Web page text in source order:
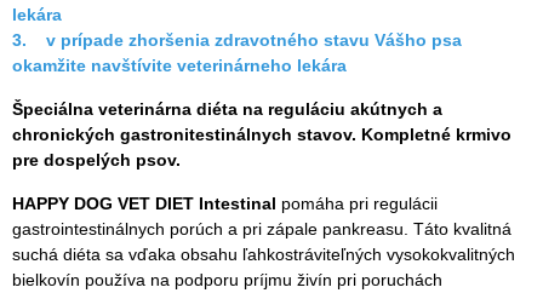
lekára
3. v prípade zhoršenia zdravotného stavu Vášho psa
okamžite navštívite veterinárneho lekára
Špeciálna veterinárna diéta na reguláciu akútnych a
chronických gastronitestinálnych stavov. Kompletné krmivo
pre dospelých psov.
HAPPY DOG VET DIET Intestinal pomáha pri regulácii
gastrointestinálnych porúch a pri zápale pankreasu. Táto kvalitná
suchá diéta sa vďaka obsahu ľahkostráviteľných vysokokvalitných
bielkovín používa na podporu príjmu živín pri poruchách